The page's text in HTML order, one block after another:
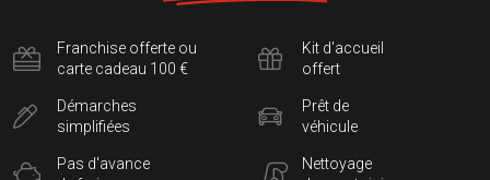
Franchise offerte ou
carte cadeau 100 €
Démarches
simplifiées
Pas d'avance
Kit d'accueil
offert
Prêt de
véhicule
Nettoyage